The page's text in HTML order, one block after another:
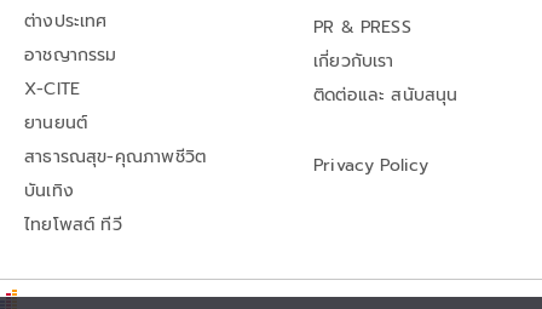
ต่างประเทศ
อาชญากรรม
X-CITE
ยานยนต์
สาธารณสุข-คุณภาพชีวิต
บันเทิง
ไทยโพสต์ ทีวี
PR & PRESS
เกี่ยวกับเรา
ติดต่อและ สนับสนุน
Privacy Policy